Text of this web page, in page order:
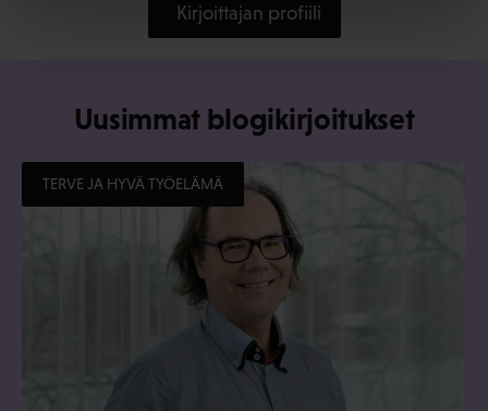
Kirjoittajan profiili
Uusimmat blogikirjoitukset
TERVE JA HYVÄ TYÖELÄMÄ